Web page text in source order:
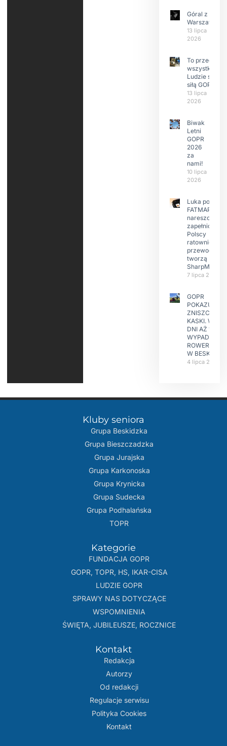
Góral z
Warszawy.
13 lipca
2026
To przede
wszystkim
Ludzie są
siłą GOPR
13 lipca
2026
Biwak
Letni
GOPR
2026
za
nami!
10 lipca
2026
Luka po
FATMAP-ie
nareszcie
zapełniona?
Polscy
ratownicy i
przewodnicy
tworzą
SharpMap
7 lipca 2026
GOPR
POKAZUJE
ZNISZCZONE
KASKI. W
DNI AŻ 15
WYPADKÓW
W
4 lipca 2026
Kluby seniora
Grupa Beskidzka​
Grupa Bieszczadzka
Grupa Jurajska
Grupa Karkonoska
Grupa Krynicka
Grupa Sudecka
Grupa Podhalańska
TOPR
Kategorie
FUNDACJA GOPR
GOPR, TOPR, HS, IKAR-CISA
LUDZIE GOPR
SPRAWY NAS DOTYCZĄCE
WSPOMNIENIA
ŚWIĘTA, JUBILEUSZE, ROCZNICE
Kontakt
Redakcja
Autorzy
Od redakcji
Regulacje serwisu
Polityka Cookies
Kontakt